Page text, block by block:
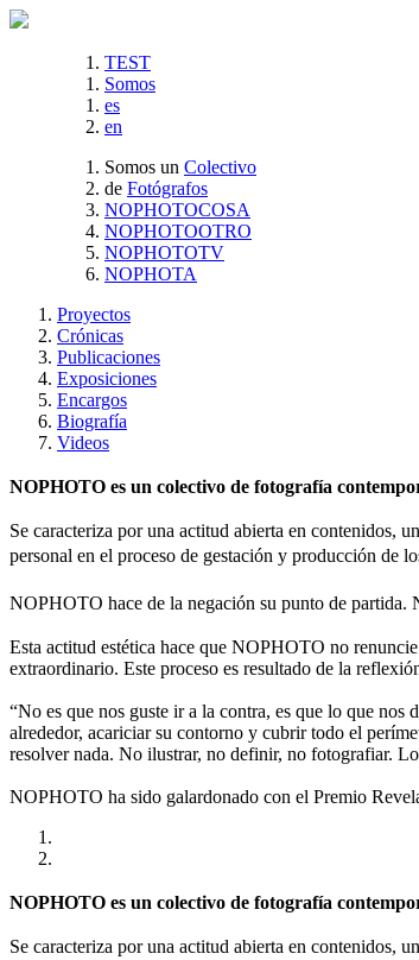
TEST
Somos
es
en
Somos un Colectivo
de Fotógrafos
NOPHOTOCOSA
NOPHOTOOTRO
NOPHOTOTV
NOPHOTA
Proyectos
Crónicas
Publicaciones
Exposiciones
Encargos
Biografía
Videos
NOPHOTO es un colectivo de fotografía
Se caracteriza por una actitud abierta en contenidos,
personal en el proceso de gestación y producción de
NOPHOTO hace de la negación su punto de
Esta actitud estética hace que NOPHOTO no
extraordinario. Este proceso es resultado de la
“No es que nos guste ir a la contra, es que lo que nos
alrededor, acariciar su contorno y cubrir todo el
resolver nada. No ilustrar, no definir, no fotografiar.
NOPHOTO ha sido galardonado con el Premio
NOPHOTO es un colectivo de fotografía
Se caracteriza por una actitud abierta en contenidos,